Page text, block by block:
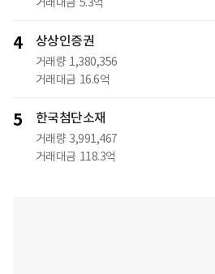
4 상상인증권
거래량 1,380,356
거래대금 16.6억
5 한국첨단소재
거래량 3,991,467
거래대금 118.3억